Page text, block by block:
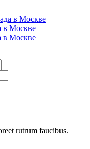
rutrum faucibus.